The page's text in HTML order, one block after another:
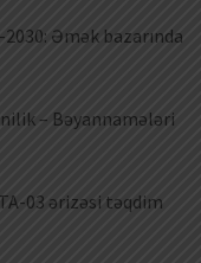
Əmək bazarında
– Bəyannamələri
03 ərizəsi təqdim